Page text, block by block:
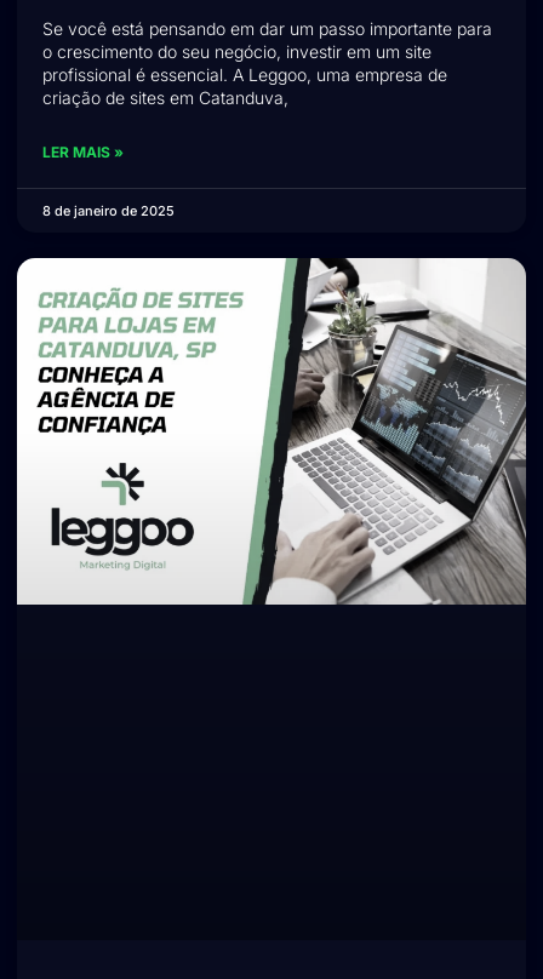
Se você está pensando em dar um passo importante para
o crescimento do seu negócio, investir em um site
profissional é essencial. A Leggoo, uma empresa de
criação de sites em Catanduva,
LER MAIS »
8 de janeiro de 2025